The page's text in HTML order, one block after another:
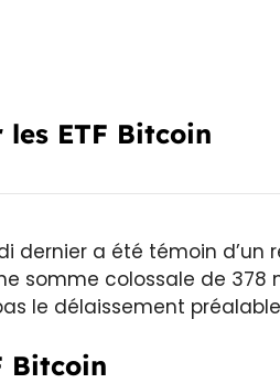
ETF Bitcoin
dernier a été témoin d’un
somme colossale de 378
le délaissement
Bitcoin